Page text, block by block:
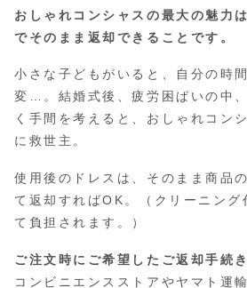
おしゃれコンシャスの最大の魅力
でそのまま返却できることです。
小さな子どもがいると、自分の時
変…。結婚式後、疲労困ぱいの中
く手間を考えると、おしゃれコン
に救世主。
使用後のドレスは、そのまま商品
て返却すればOK。（クリーニング
て負担されます。）
ご注文時にご希望したご返却手続
コンビニエンスストアやヤマト運